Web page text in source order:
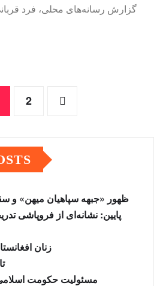
گزارش رسانه‌های محلی، فرد
2
ظهور «جبهه سپاهیان میهن» و
پایین: نشانه‌ای از فروپاشی
زنان
مسئولیت حکومت